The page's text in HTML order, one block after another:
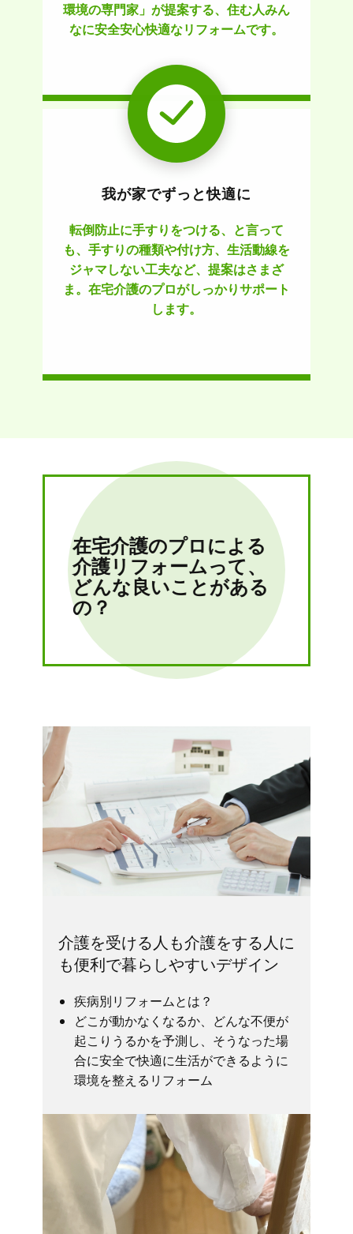
環境の専門家」が提案する、住む人みん
なに安全安心快適なリフォームです。
我が家でずっと快適に
転倒防止に手すりをつける、と言って
も、手すりの種類や付け方、生活動線を
ジャマしない工夫など、提案はさまざ
ま。在宅介護のプロがしっかりサポート
します。
在宅介護のプロによる
介護リフォームって、
どんな良いことがある
の？
介護を受ける人も介護をする人に
も便利で暮らしやすいデザイン
疾病別リフォームとは？
どこが動かなくなるか、どんな不便が
起こりうるかを予測し、そうなった場
合に安全で快適に生活ができるように
環境を整えるリフォーム